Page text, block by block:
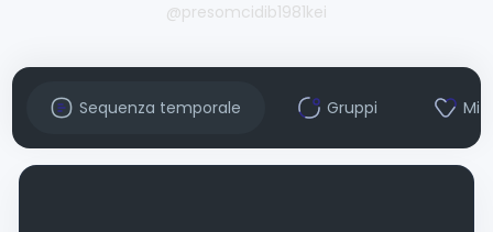
@presomcidib1981kei
Sequenza temporale Gruppi Mi